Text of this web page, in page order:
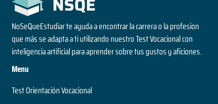
NoSeQueEstudiar te ayuda a encontrar la carrera o la profesion
que más se adapta a ti utilizando nuestro Test Vocacional con
inteligencia artificial para aprender sobre tus gustos y aficiones.
Menu
Test Orientación Vocacional